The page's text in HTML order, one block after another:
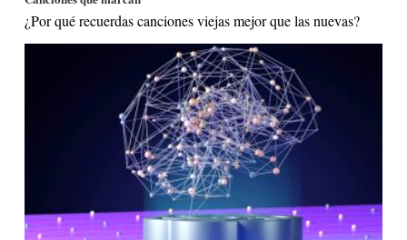
¿Por qué recuerdas canciones viejas mejor que las nuevas?